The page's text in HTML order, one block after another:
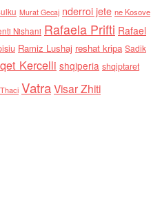
Murat Gecaj nderroi jete ne Kosove
Nishani Rafaela Prifti Rafael
Ramiz Lushaj reshat kripa Sadik
Kercelli shqiperia shqiptaret
Thaci VatraVisar Zhiti